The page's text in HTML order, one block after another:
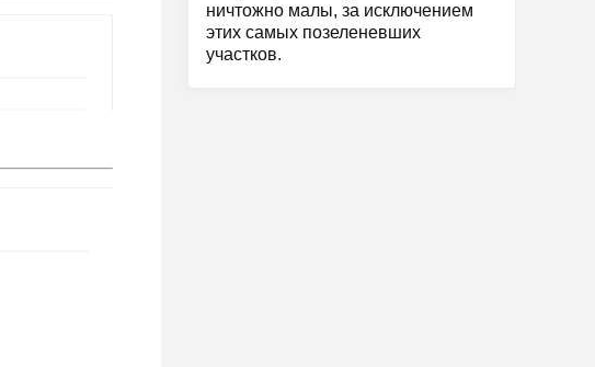
ничтожно малы, за исключением
этих самых позеленевших
участков.